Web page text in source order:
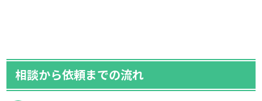
相談から依頼までの流れ